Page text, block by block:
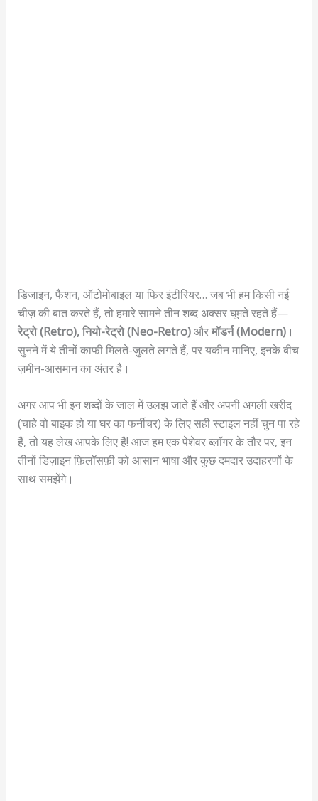
डिजाइन, फैशन, ऑटोमोबाइल या फिर इंटीरियर… जब भी हम किसी नई
चीज़ की बात करते हैं, तो हमारे सामने तीन शब्द अक्सर घूमते रहते हैं—
रेट्रो (Retro), नियो-रेट्रो (Neo-Retro)औरमॉडर्न (Modern)।
सुनने में ये तीनों काफी मिलते-जुलते लगते हैं, पर यकीन मानिए, इनके बीच
ज़मीन-आसमान का अंतर है।
अगर आप भी इन शब्दों के जाल में उलझ जाते हैं और अपनी अगली खरीद
(चाहे वो बाइक हो या घर का फर्नीचर) के लिए सही स्टाइल नहीं चुन पा रहे
हैं, तो यह लेख आपके लिए है! आज हम एक पेशेवर ब्लॉगर के तौर पर, इन
तीनों डिज़ाइन फ़िलॉसफ़ी को आसान भाषा और कुछ दमदार उदाहरणों के
साथ समझेंगे।